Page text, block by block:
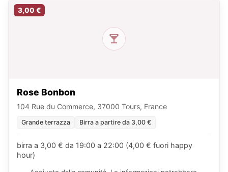
3,00 €
Rose Bonbon
104 Rue du Commerce, 37000 Tours, France
Grande terrazza Birra a partire da 3,00 €
birra a 3,00 € da 19:00 a 22:00 (4,00 € fuori happy
hour)